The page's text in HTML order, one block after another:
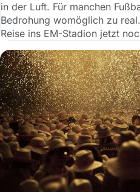
in der Luft. Für manchen
Bedrohung womöglich zu
Reise ins EM-Stadion jetzt
gesamten Kaufpreis zu